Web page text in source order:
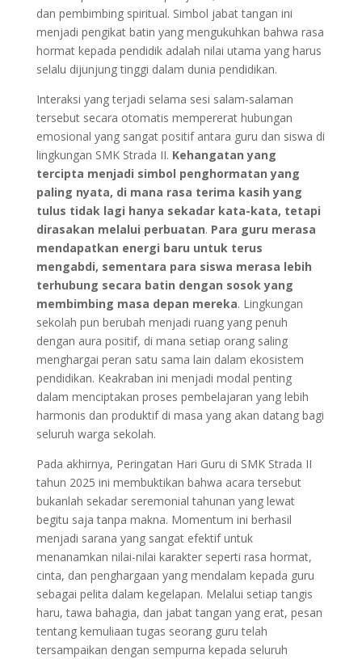
dan pembimbing spiritual. Simbol jabat tangan ini
menjadi pengikat batin yang mengukuhkan bahwa rasa
hormat kepada pendidik adalah nilai utama yang harus
selalu dijunjung tinggi dalam dunia pendidikan.
Interaksi yang terjadi selama sesi salam-salaman
tersebut secara otomatis mempererat hubungan
emosional yang sangat positif antara guru dan siswa di
lingkungan SMK Strada II. Kehangatan yang
tercipta menjadi simbol penghormatan yang
paling nyata, di mana rasa terima kasih yang
tulus tidak lagi hanya sekadar kata-kata, tetapi
dirasakan melalui perbuatan. Para guru merasa
mendapatkan energi baru untuk terus
mengabdi, sementara para siswa merasa lebih
terhubung secara batin dengan sosok yang
membimbing masa depan mereka. Lingkungan
sekolah pun berubah menjadi ruang yang penuh
dengan aura positif, di mana setiap orang saling
menghargai peran satu sama lain dalam ekosistem
pendidikan. Keakraban ini menjadi modal penting
dalam menciptakan proses pembelajaran yang lebih
harmonis dan produktif di masa yang akan datang bagi
seluruh warga sekolah.
Pada akhirnya, Peringatan Hari Guru di SMK Strada II
tahun 2025 ini membuktikan bahwa acara tersebut
bukanlah sekadar seremonial tahunan yang lewat
begitu saja tanpa makna. Momentum ini berhasil
menjadi sarana yang sangat efektif untuk
menanamkan nilai-nilai karakter seperti rasa hormat,
cinta, dan penghargaan yang mendalam kepada guru
sebagai pelita dalam kegelapan. Melalui setiap tangis
haru, tawa bahagia, dan jabat tangan yang erat, pesan
tentang kemuliaan tugas seorang guru telah
tersampaikan dengan sempurna kepada seluruh